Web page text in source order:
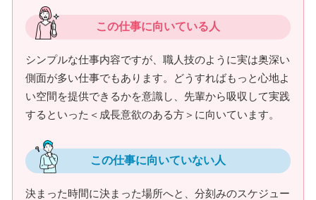
この仕事に向いている人
シンプルな仕事内容ですが、職人技のように実は奥深い
側面が多い仕事でもあります。どうすればもっと心地よ
い空間を提供できるかを意識し、先輩から吸収して実践
するといった＜成長意欲のある方＞に向いています。
この仕事に向いていない人
決まった時間に決まった場所へと、分刻みのスケジュー